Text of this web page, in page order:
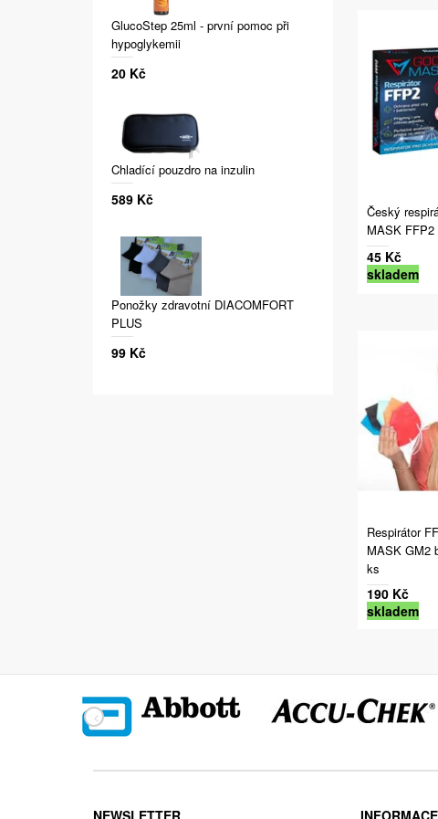
Český
MASK FFP2
45 Kč
skladem
Respirátor
MASK GM2
ks
190 Kč
skladem
GlucoStep 25ml - první pomoc při
hypoglykemii
20 Kč
Chladící pouzdro na inzulin
589 Kč
Ponožky zdravotní DIACOMFORT
PLUS
99 Kč
NEWSLETTER INFORMACE